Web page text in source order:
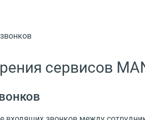
сервисов